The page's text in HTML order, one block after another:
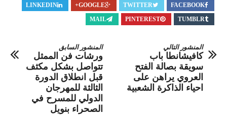
FACEBOOK
TWITTER
GOOGLE+
LINKEDIN
TUMBLR
PINTEREST
MAIL
المنشور السابق
ورشات فن الممثل
تتواصل بشكل مكثف
قبل انطلاق الدورة
الثالثة للمهرجان
الدولي للمسرح في
الصحراء بنويل
المنشور التالي
كافيشانطا باب
سويقة بصالة الفتح
العروي يراهن على
احياء الذاكرة الشعبية